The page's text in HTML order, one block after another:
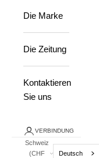
Die Marke
Die Zeitung
Kontaktieren
Sie uns
VERBINDUNG
Schweiz
(CHF
Deutsch